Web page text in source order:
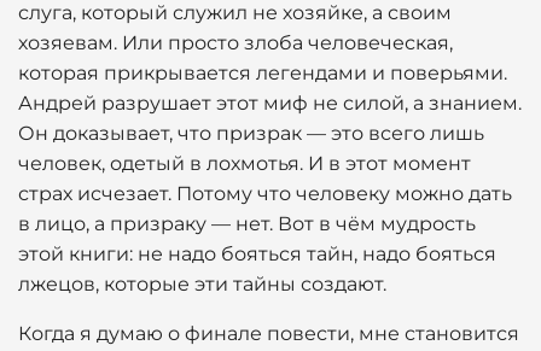
слуга, который служил не хозяйке, а своим
хозяевам. Или просто злоба человеческая,
которая прикрывается легендами и поверьями.
Андрей разрушает этот миф не силой, а знанием.
Он доказывает, что призрак — это всего лишь
человек, одетый в лохмотья. И в этот момент
страх исчезает. Потому что человеку можно дать
в лицо, а призраку — нет. Вот в чём мудрость
этой книги: не надо бояться тайн, надо бояться
лжецов, которые эти тайны создают.
Когда я думаю о финале повести, мне становится